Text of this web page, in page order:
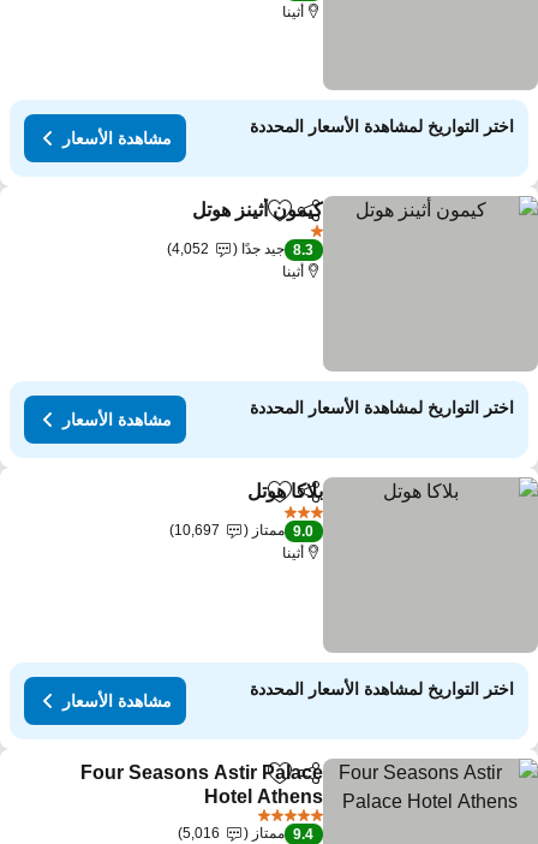
أثينا
اختر التواريخ لمشاهدة الأسعار المحددة
مشاهدة الأسعار
مشاركةAdd to favorites
كيمون أثينز هوتل
8.3 جيد جدًا
4,052
أثينا
اختر التواريخ لمشاهدة الأسعار المحددة
مشاهدة الأسعار
مشاركةAdd to favorites
بلاكا هوتل
9.0 ممتاز
10,697
أثينا
اختر التواريخ لمشاهدة الأسعار المحددة
مشاهدة الأسعار
مشاركةAdd to favorites
Four Seasons Astir Palace
Hotel Athens
مشاهدة الأسعار
9.4 ممتاز
5,016